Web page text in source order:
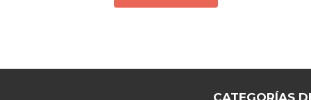
CATEGORÍAS